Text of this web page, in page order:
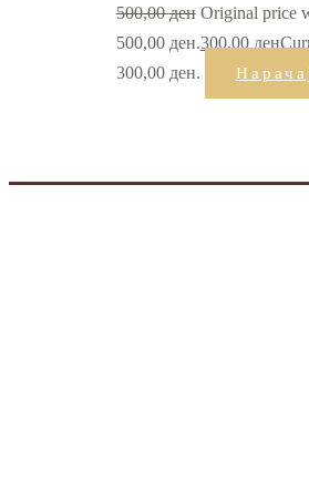
500,00ден Original price
500,00 ден.300,00 ден
300,00 ден.